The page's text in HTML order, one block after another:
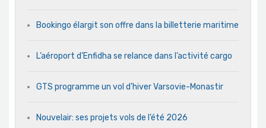
Bookingo élargit son offre dans la billetterie maritime
L’aéroport d’Enfidha se relance dans l’activité cargo
GTS programme un vol d’hiver Varsovie-Monastir
Nouvelair: ses projets vols de l’été 2026